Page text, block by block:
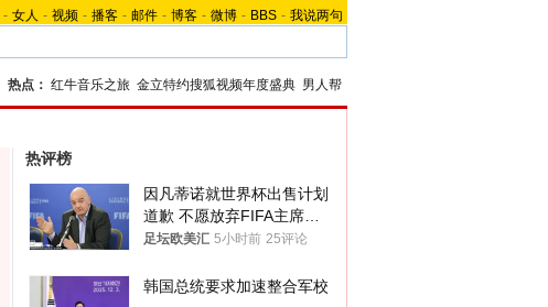
- 女人 - 视频 - 播客 - 邮件 - 博客 - 微博 - BBS - 我说两句
热点： 红牛音乐之旅 金立特约搜狐视频年度盛典 男人帮
热评榜
因凡蒂诺就世界杯出售计划
道歉 不愿放弃FIFA主席职
位
足坛欧美汇 5小时前 25评论
韩国总统要求加速整合军校